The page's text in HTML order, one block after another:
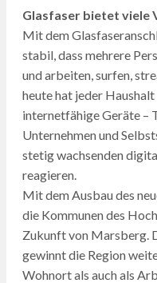
Glasfaser bietet viele
Mit dem
stabil, dass mehrere
und arbeiten, surfen,
heute hat jeder
internetfähige Geräte –
Unternehmen und
stetig wachsenden
reagieren.
Mit dem Ausbau des
die Kommunen des
Zukunft von Marsberg.
gewinnt die Region
Wohnort als auch als